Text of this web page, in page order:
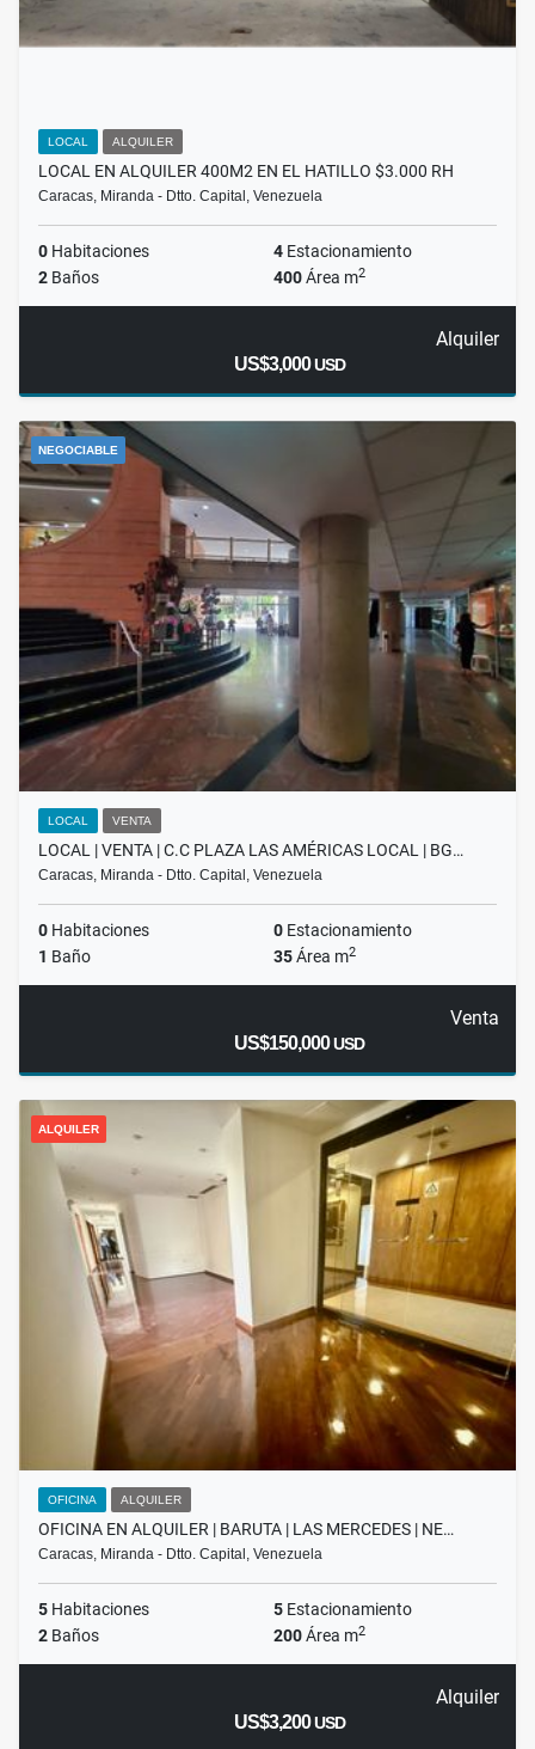
LOCAL ALQUILER
LOCAL EN ALQUILER 400M2 EN EL HATILLO $3.000 RH
Caracas, Miranda - Dtto. Capital, Venezuela
0 Habitaciones 4 Estacionamiento
2 Baños 400Área m2
Alquiler
US$3,000USD
NEGOCIABLE
LOCAL VENTA
LOCAL | VENTA | C.C PLAZA LAS AMÉRICAS LOCAL | BG…
Caracas, Miranda - Dtto. Capital, Venezuela
0 Habitaciones 0 Estacionamiento
1 Baño 35Área m2
Venta
US$150,000USD
ALQUILER
OFICINA ALQUILER
OFICINA EN ALQUILER | BARUTA | LAS MERCEDES | NE…
Caracas, Miranda - Dtto. Capital, Venezuela
5 Habitaciones 5 Estacionamiento
2 Baños 200Área m2
Alquiler
US$3,200USD